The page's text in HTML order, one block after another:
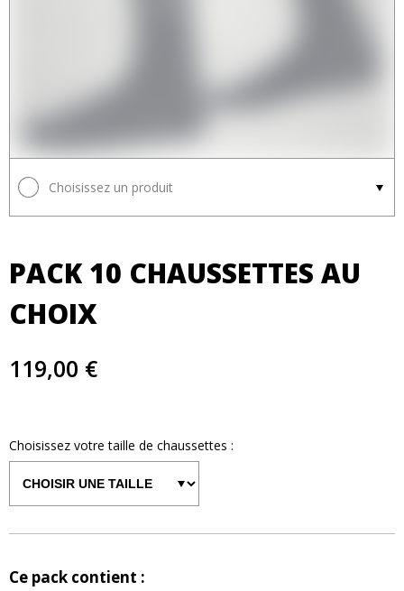
Choisissez un produit
PACK 10 CHAUSSETTES AU
CHOIX
119,00 €
Choisissez votre taille de chaussettes :
Ce pack contient :